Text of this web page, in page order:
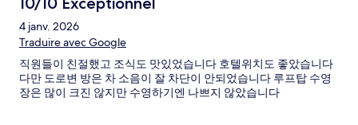
4 janv. 2026
Traduire avec Google
직원들이 친절했고 조식도 맛있었습니다 호텔위치도 좋았습니다
다만 도로변 방은 차 소음이 잘 차단이 안되었습니다 루프탑 수영
장은 많이 크진 않지만 수영하기엔 나쁘지 않았습니다